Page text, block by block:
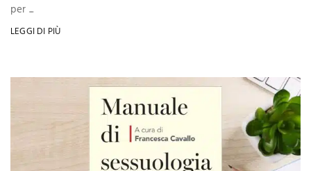
per ...
LEGGI DI PIÙ